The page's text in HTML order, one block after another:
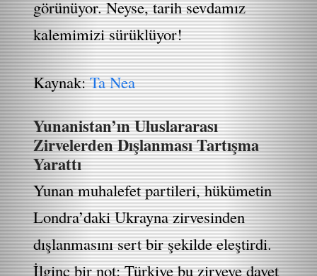
görünüyor. Neyse, tarih sevdamız
kalemimizi sürüklüyor!
Kaynak:Ta Nea
Yunanistan’ın Uluslararası
Zirvelerden Dışlanması Tartışma
Yarattı
Yunan muhalefet partileri, hükümetin
Londra’daki Ukrayna zirvesinden
dışlanmasını sert bir şekilde eleştirdi.
İlginç bir not: Türkiye bu zirveye davet